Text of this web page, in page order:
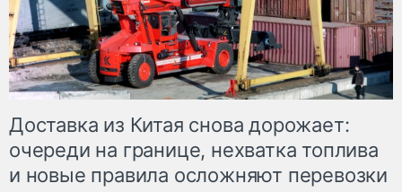
Доставка из Китая снова дорожает:
очереди на границе, нехватка топлива
и новые правила осложняют перевозки